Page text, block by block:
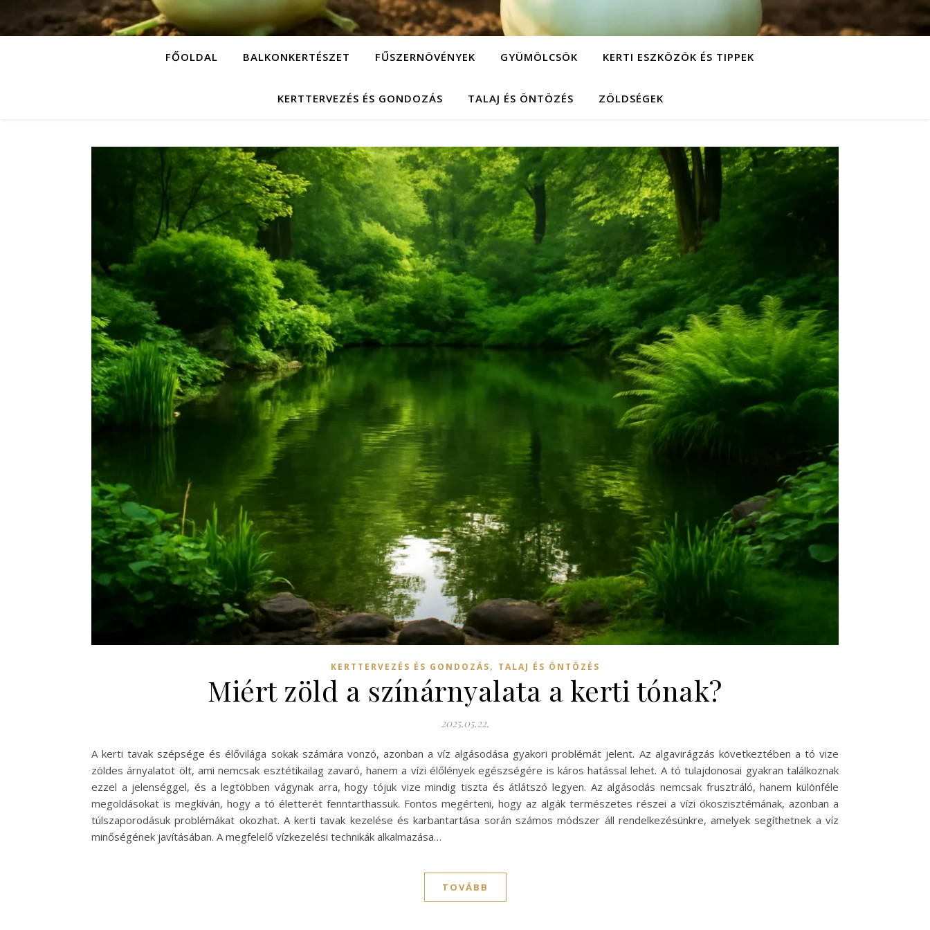
FŐOLDAL BALKONKERTÉSZET FŰSZERNÖVÉNYEK GYÜMÖLCSÖK KERTI ESZKÖZÖK ÉS TIPPEK
KERTTERVEZÉS ÉS GONDOZÁS TALAJ ÉS ÖNTÖZÉS ZÖLDSÉGEK
KERTTERVEZÉS ÉS GONDOZÁS, TALAJ ÉS ÖNTÖZÉS
Miért zöld a színárnyalata a kerti tónak?
2025.05.22.
A kerti tavak szépsége és élővilága sokak számára vonzó, azonban a víz algásodása gyakori problémát jelent. Az algavirágzás következtében a tó vize
zöldes árnyalatot ölt, ami nemcsak esztétikailag zavaró, hanem a vízi élőlények egészségére is káros hatással lehet. A tó tulajdonosai gyakran találkoznak
ezzel a jelenséggel, és a legtöbben vágynak arra, hogy tójuk vize mindig tiszta és átlátszó legyen. Az algásodás nemcsak frusztráló, hanem különféle
megoldásokat is megkíván, hogy a tó életterét fenntarthassuk. Fontos megérteni, hogy az algák természetes részei a vízi ökoszisztémának, azonban a
túlszaporodásuk problémákat okozhat. A kerti tavak kezelése és karbantartása során számos módszer áll rendelkezésünkre, amelyek segíthetnek a víz
minőségének javításában. A megfelelő vízkezelési technikák alkalmazása…
TOVÁBB